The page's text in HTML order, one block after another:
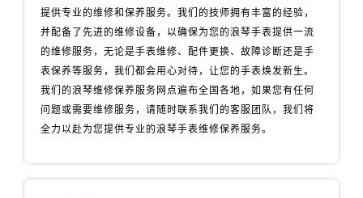
提供专业的维修和保养服务。我们的技师拥有丰富的经验，
并配备了先进的维修设备，以确保为您的浪琴手表提供一流
的维修服务，无论是手表维修、配件更换、故障诊断还是手
表保养等服务，我们都会用心对待，让您的手表焕发新生。
我们的浪琴维修保养服务网点遍布全国各地，如果您有任何
问题或需要维修服务，请随时联系我们的客服团队，我们将
全力以赴为您提供专业的浪琴手表维修保养服务。